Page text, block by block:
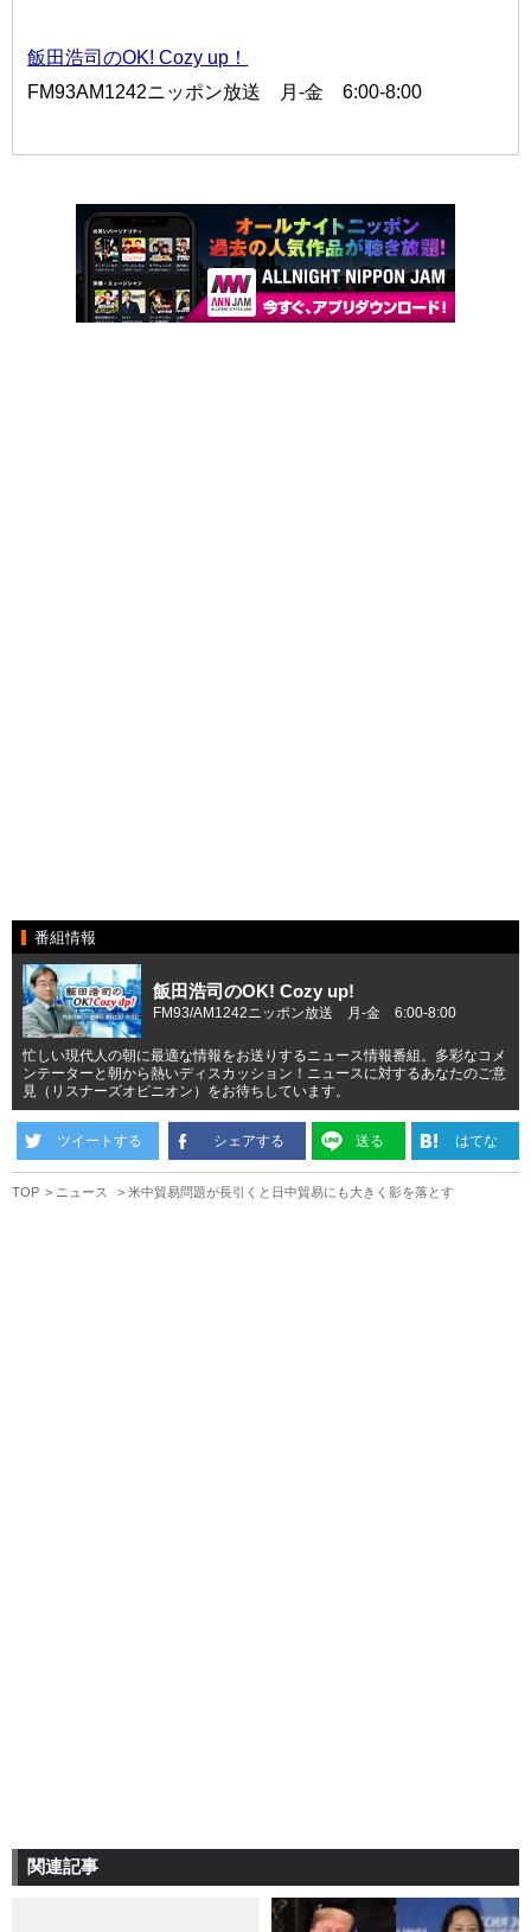
飯田浩司のOK! Cozy up！
FM93AM1242ニッポン放送 月-金 6:00-8:00
番組情報
飯田浩司のOK! Cozy up!
FM93/AM1242ニッポン放送 月-金 6:00-8:00
忙しい現代人の朝に最適な情報をお送りするニュース情報番組。多彩なコメ
ンテーターと朝から熱いディスカッション！ニュースに対するあなたのご意
見（リスナーズオピニオン）をお待ちしています。
ツイートする シェアする 送る はてな
TOP ニュース 米中貿易問題が長引くと日中貿易にも大きく影を落とす
関連記事